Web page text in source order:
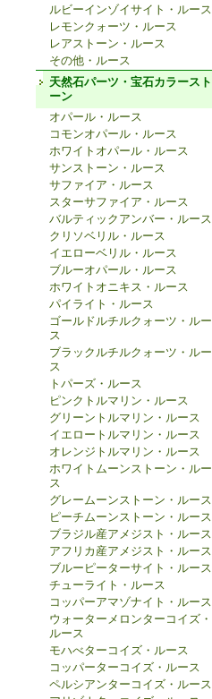
ルビーインゾイサイト・ルース
レモンクォーツ・ルース
レアストーン・ルース
その他・ルース
天然石パーツ・宝石カラースト
ーン
オパール・ルース
コモンオパール・ルース
ホワイトオパール・ルース
サンストーン・ルース
サファイア・ルース
スターサファイア・ルース
バルティックアンバー・ルース
クリソベリル・ルース
イエローベリル・ルース
ブルーオパール・ルース
ホワイトオニキス・ルース
パイライト・ルース
ゴールドルチルクォーツ・ルー
ス
ブラックルチルクォーツ・ルー
ス
トパーズ・ルース
ピンクトルマリン・ルース
グリーントルマリン・ルース
イエロートルマリン・ルース
オレンジトルマリン・ルース
ホワイトムーンストーン・ルー
ス
グレームーンストーン・ルース
ピーチムーンストーン・ルース
ブラジル産アメジスト・ルース
アフリカ産アメジスト・ルース
ブルーピーターサイト・ルース
チューライト・ルース
コッパーアマゾナイト・ルース
ウォーターメロンターコイズ・
ルース
モハべターコイズ・ルース
コッパーターコイズ・ルース
ペルシアンターコイズ・ルース